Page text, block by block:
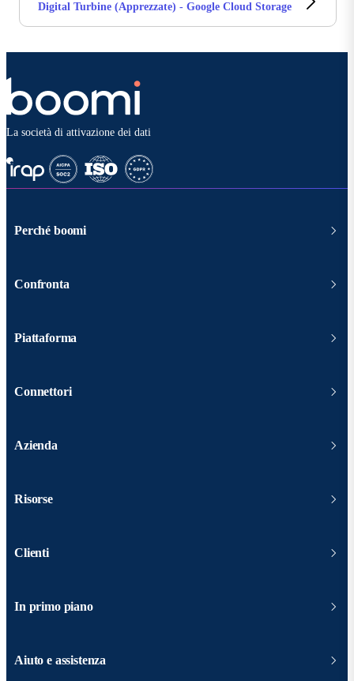
Digital Turbine (Apprezzate) - Google Cloud Storage
La società di attivazione dei dati
Perché boomi
Confronta
Piattaforma
Connettori
Azienda
Risorse
Clienti
In primo piano
Aiuto e assistenza